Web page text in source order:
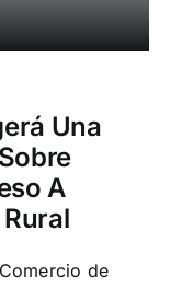
Una
A
de